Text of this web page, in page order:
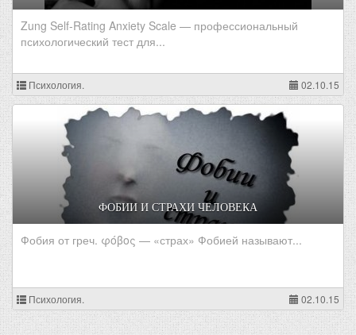
Zung Self-Rating Anxiety Scale — профессиональный
психологический тест для...
Психология. 02.10.15
ФОБИИ И СТРАХИ ЧЕЛОВЕКА
Фобия от греч. φόβος — «страх» Фобией называют...
Психология. 02.10.15